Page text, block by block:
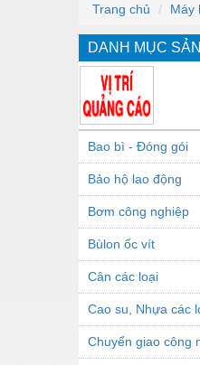
Trang chủ Máy
DANH MỤC
Bao bì - Đóng gói
Bảo hộ lao động
Bơm công nghiệp
Bùlon ốc vít
Cân các loại
Cao su, Nhựa các
Chuyển giao công